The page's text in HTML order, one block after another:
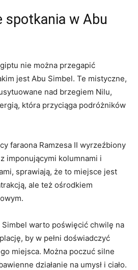
spotkania w ‌Abu
nie ‌można przegapić⁤
jest Abu⁣ Simbel. Te mistyczne,
nad ⁣brzegiem​ Nilu,
która przyciąga ⁤podróżników‍
faraona Ramzesa II wyrzeźbiony
imponującymi‍ kolumnami i
sprawiają, że to‌ miejsce ⁢jest​
ale też ośrodkiem
warto⁤ poświęcić chwilę na
by w pełni doświadczyć
miejsca. Można poczuć silne
działanie na umysł i ‍ciało.